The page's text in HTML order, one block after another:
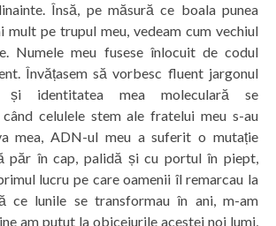
Însă, pe măsură ce boala punea
mult pe trupul meu, vedeam cum vechiul
Numele meu fusese înlocuit de codul
Învățasem să vorbesc fluent jargonul
și identitatea mea moleculară se
celulele stem ale fratelui meu s-au
mea, ADN-ul meu a suferit o mutație
păr în cap, palidă și cu portul în piept,
lucru pe care oamenii îl remarcau la
ce lunile se transformau în ani, m-am
am putut la obiceiurile acestei noi lumi,